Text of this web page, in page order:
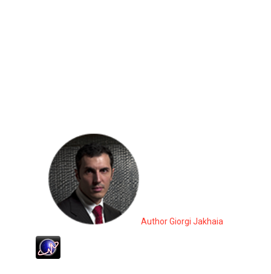
Author Giorgi Jakhaia